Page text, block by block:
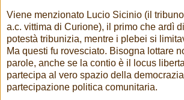
Viene menzionato Lucio Sicinio (il
a.c. vittima di Curione), il primo che ardì
potestà tribunizia, mentre i plebei si
Ma questi fu rovesciato. Bisogna lottare
parole, anche se la contio è il locus
partecipa al vero spazio della
partecipazione politica comunitaria.